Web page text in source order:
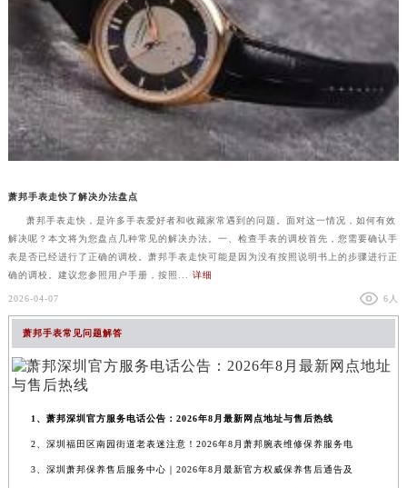
萧邦手表走快了解决办法盘点
萧邦手表走快，是许多手表爱好者和收藏家常遇到的问题。面对这一情况，如何有效
解决呢？本文将为您盘点几种常见的解决办法。一、检查手表的调校首先，您需要确认手
表是否已经进行了正确的调校。萧邦手表走快可能是因为没有按照说明书上的步骤进行正
确的调校。建议您参照用户手册，按照... 详细
2026-04-07 6人
萧邦手表常见问题解答
1、萧邦深圳官方服务电话公告：2026年8月最新网点地址与售后热线
2、深圳福田区南园街道老表迷注意！2026年8月萧邦腕表维修保养服务电
3、深圳萧邦保养售后服务中心｜2026年8月最新官方权威保养售后通告及